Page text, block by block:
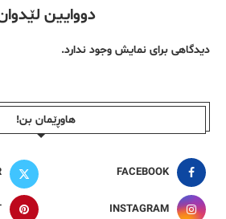
دووایین
دیدگاهی برای نمایش وجود ندارد.
هاوڕێمان بن!
FACEBOOK
INSTAGRAM